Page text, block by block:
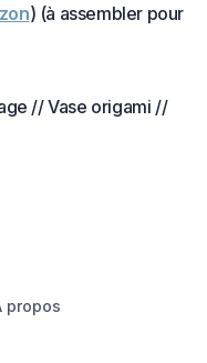
) (à assembler pour
// Vase origami //
propos